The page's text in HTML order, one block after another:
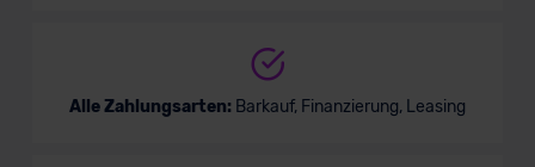
Alle Zahlungsarten: Barkauf, Finanzierung, Leasing